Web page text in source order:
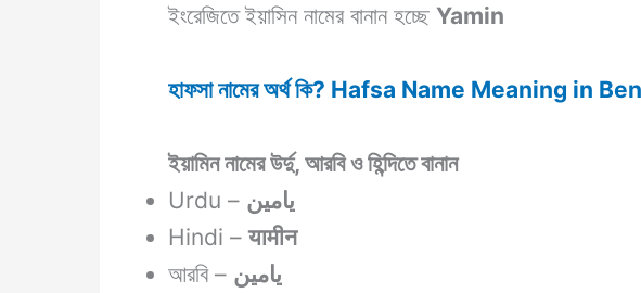
ইংরেজিতে ইয়াসিন নামের বানান হচ্ছে Yamin
হাফসা নামের অর্থ কি? Hafsa Name Meaning in
ইয়ামিন নামের উর্দু, আরবি ও হিন্দিতে বানান
Urdu – یامین
Hindi –यामीन
আরবি – يامين